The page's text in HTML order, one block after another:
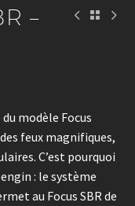
–
modèle Focus
feux magnifiques,
C’est pourquoi
: le système
au Focus SBR de